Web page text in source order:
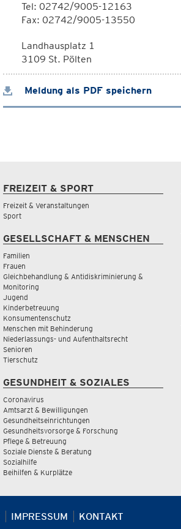
Tel: 02742/9005-12163
Fax: 02742/9005-13550
Landhausplatz 1
3109 St. Pölten
Meldung als PDF speichern
FREIZEIT & SPORT
Freizeit & Veranstaltungen
Sport
GESELLSCHAFT & MENSCHEN
Familien
Frauen
Gleichbehandlung & Antidiskriminierung &
Monitoring
Jugend
Kinderbetreuung
Konsumentenschutz
Menschen mit Behinderung
Niederlassungs- und Aufenthaltsrecht
Senioren
Tierschutz
GESUNDHEIT & SOZIALES
Coronavirus
Amtsarzt & Bewilligungen
Gesundheitseinrichtungen
Gesundheitsvorsorge & Forschung
Pflege & Betreuung
Soziale Dienste & Beratung
Sozialhilfe
Beihilfen & Kurplätze
IMPRESSUM KONTAKT